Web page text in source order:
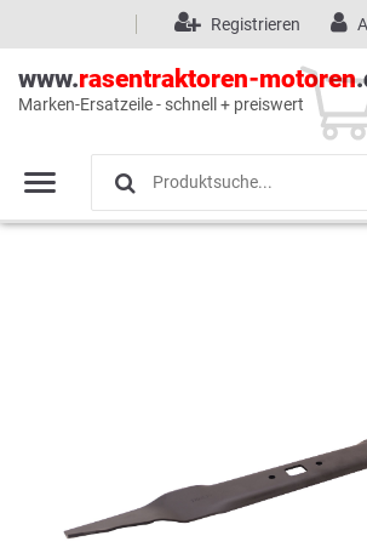
Registrieren
www.rasentraktoren-motoren
Marken-Ersatzeile - schnell + preiswert